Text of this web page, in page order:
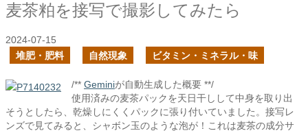
麦茶粕を接写で撮影してみたら
2024-07-15
堆肥・肥料
自然現象 ビタミン・ミネラル・味
/** Geminiが自動生成した概要 **/
使用済みの麦茶パックを天日干しして中身を取り出
そうとしたら、乾燥しにくくパックに張り付いていました。接写レ
ンズで見てみると、シャボン玉のような泡が！これは麦茶の成分サ